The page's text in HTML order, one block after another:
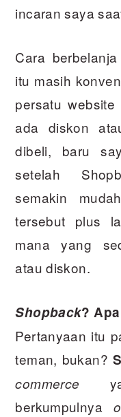
incaran saya
Cara
itu masih
persatu
ada diskon
dibeli, baru
setelah
semakin
tersebut plus
mana yang
atau diskon.
Shopback?
Pertanyaan itu
teman, bukan?
commerce
berkumpulnya